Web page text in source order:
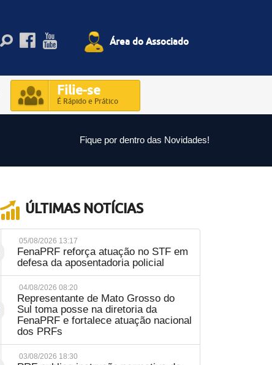
Área do Associado
Filie-se
É Rápido e Prático
Fique por dentro das Novidades!
ÚLTIMAS NOTÍCIAS
05/08/2026 13:17
FenaPRF reforça atuação no STF em
defesa da aposentadoria policial
04/08/2026 08:20
Representante de Mato Grosso do
Sul toma posse na diretoria da
FenaPRF e fortalece atuação nacional
dos PRFs
03/08/2026 18:30